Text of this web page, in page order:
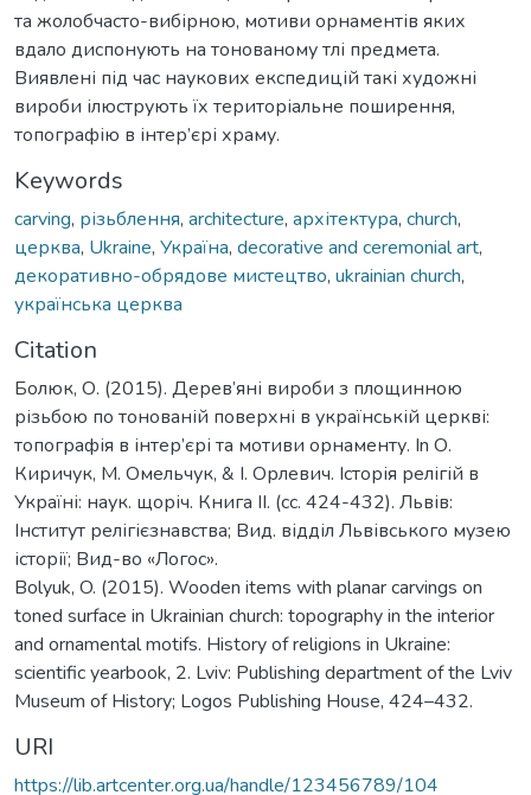
та жолобчасто-вибірною, мотиви орнаментів яких
вдало диспонують на тонованому тлі предмета.
Виявлені під час наукових експедицій такі художні
вироби ілюструють їх територіальне поширення,
топографію в інтер’єрі храму.
Keywords
carving, різьблення, architecture, архітектура, church,
церква, Ukraine, Україна, decorative and ceremonial art,
декоративно-обрядове мистецтво, ukrainian church,
українська церква
Citation
Болюк, О. (2015). Дерев’яні вироби з площинною
різьбою по тонованій поверхні в українській церкві:
топографія в інтер’єрі та мотиви орнаменту. In О.
Киричук, М. Омельчук, & І. Орлевич. Історія релігій в
Україні: наук. щоріч. Книга ІІ. (cc. 424-432). Львів:
Інститут релігієзнавства; Вид. відділ Львівського музею
історії; Вид-во «Логос».
Bolyuk, O. (2015). Wooden items with planar carvings on
toned surface in Ukrainian church: topography in the interior
and ornamental motifs. History of religions in Ukraine:
scientific yearbook, 2. Lviv: Publishing department of the Lviv
Museum of History; Logos Publishing House, 424–432.
URI
https://lib.artcenter.org.ua/handle/123456789/104